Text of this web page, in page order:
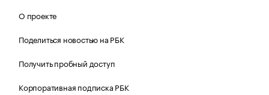
О проекте
Поделиться новостью на РБК
Получить пробный доступ
Корпоративная подписка РБК